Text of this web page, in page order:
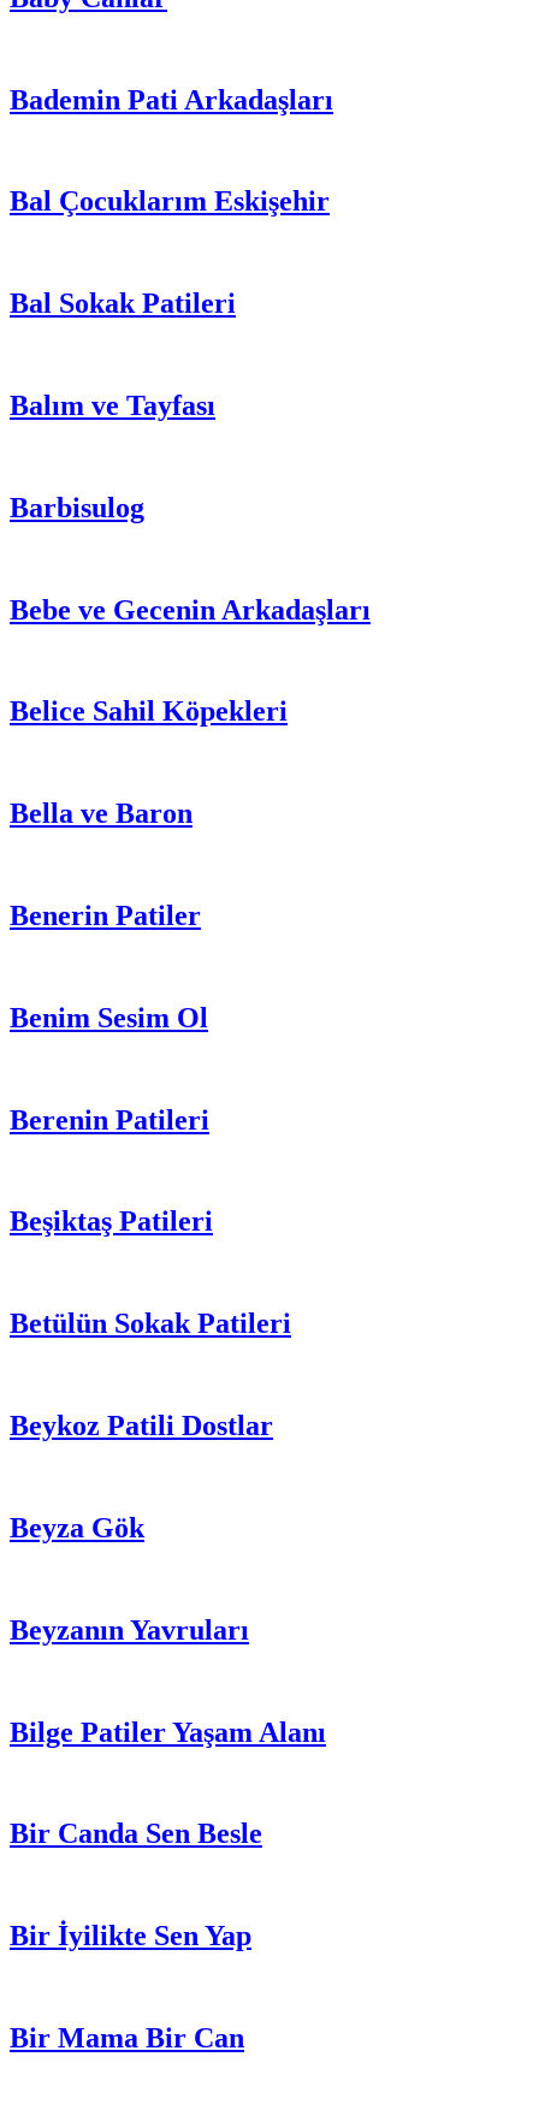
Bademin Pati Arkadaşları
Bal Çocuklarım Eskişehir
Bal Sokak Patileri
Balım ve Tayfası
Barbisulog
Bebe ve Gecenin Arkadaşları
Belice Sahil Köpekleri
Bella ve Baron
Benerin Patiler
Benim Sesim Ol
Berenin Patileri
Beşiktaş Patileri
Betülün Sokak Patileri
Beykoz Patili Dostlar
Beyza Gök
Beyzanın Yavruları
Bilge Patiler Yaşam Alanı
Bir Canda Sen Besle
Bir İyilikte Sen Yap
Bir Mama Bir Can